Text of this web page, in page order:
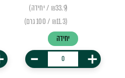
(₪33.9 / יחידה)
(₪11.3 / 100 גרם)
יחידה
+
-